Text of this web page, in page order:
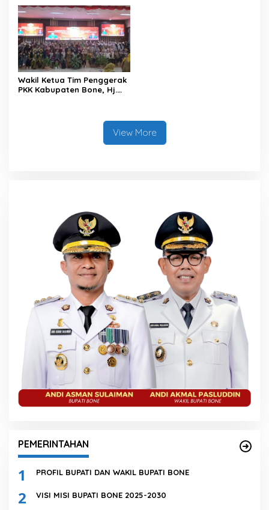
Renovasi Gedung BLK
Wakil Ketua Tim Penggerak
PKK Kabupaten Bone, Hj.
View More
PEMERINTAHAN
1 PROFIL BUPATI DAN WAKIL BUPATI BONE
2 VISI MISI BUPATI BONE 2025-2030